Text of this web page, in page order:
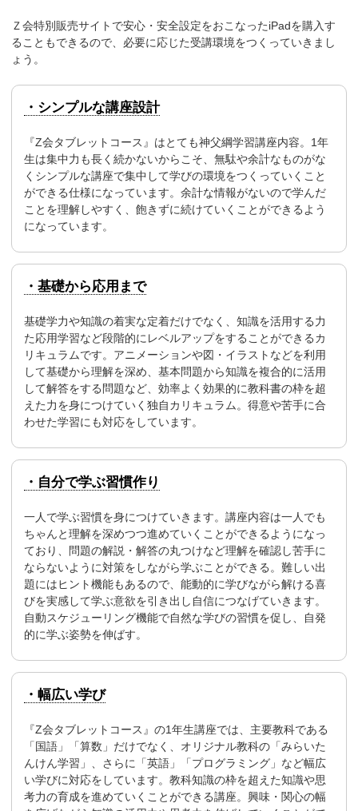
Ｚ会特別販売サイトで安心・安全設定をおこなったiPadを購入す
ることもできるので、必要に応じた受講環境をつくっていきまし
ょう。
・シンプルな講座設計
『Z会タブレットコース』はとても神父綱学習講座内容。1年
生は集中力も長く続かないからこそ、無駄や余計なものがな
くシンプルな講座で集中して学びの環境をつくっていくこと
ができる仕様になっています。余計な情報がないので学んだ
ことを理解しやすく、飽きずに続けていくことができるよう
になっています。
・基礎から応用まで
基礎学力や知識の着実な定着だけでなく、知識を活用する力
た応用学習など段階的にレベルアップをすることができるカ
リキュラムです。アニメーションや図・イラストなどを利用
して基礎から理解を深め、基本問題から知識を複合的に活用
して解答をする問題など、効率よく効果的に教科書の枠を超
えた力を身につけていく独自カリキュラム。得意や苦手に合
わせた学習にも対応をしています。
・自分で学ぶ習慣作り
一人で学ぶ習慣を身につけていきます。講座内容は一人でも
ちゃんと理解を深めつつ進めていくことができるようになっ
ており、問題の解説・解答の丸つけなど理解を確認し苦手に
ならないように対策をしながら学ぶことができる。難しい出
題にはヒント機能もあるので、能動的に学びながら解ける喜
びを実感して学ぶ意欲を引き出し自信につなげていきます。
自動スケジューリング機能で自然な学びの習慣を促し、自発
的に学ぶ姿勢を伸ばす。
・幅広い学び
『Z会タブレットコース』の1年生講座では、主要教科である
「国語」「算数」だけでなく、オリジナル教科の「みらいた
んけん学習」、さらに「英語」「プログラミング」など幅広
い学びに対応をしています。教科知識の枠を超えた知識や思
考力の育成を進めていくことができる講座。興味・関心の幅